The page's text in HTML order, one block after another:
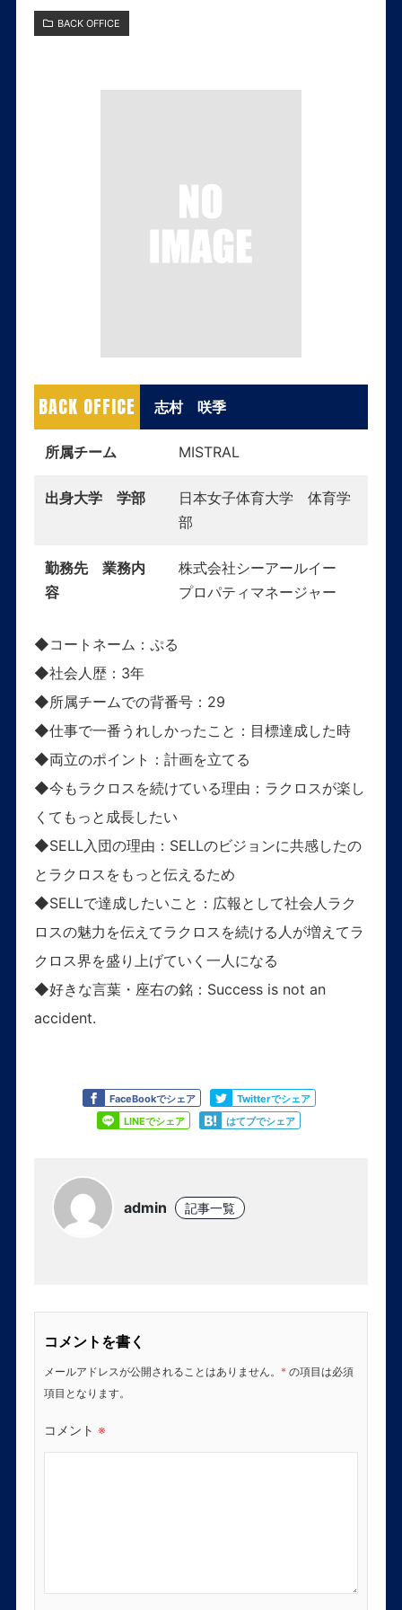
BACK OFFICE
BACK OFFICE 志村 咲季
所属チーム MISTRAL
出身大学 学部
日本女子体育大学 体育学
部
勤務先 業務内
容
株式会社シーアールイー
プロパティマネージャー
◆コートネーム：ぷる
◆社会人歴：3年
◆所属チームでの背番号：29
◆仕事で一番うれしかったこと：目標達成した時
◆両立のポイント：計画を立てる
◆今もラクロスを続けている理由：ラクロスが楽し
くてもっと成長したい
◆SELL入団の理由：SELLのビジョンに共感したの
とラクロスをもっと伝えるため
◆SELLで達成したいこと：広報として社会人ラク
ロスの魅力を伝えてラクロスを続ける人が増えてラ
クロス界を盛り上げていく一人になる
◆好きな言葉・座右の銘：Success is not an
accident.
FaceBookでシェア
Like Twitterでシェア
Tweet
LINEでシェア
Share はてブでシェア
Share
admin 記事一覧
コメントを書く
メールアドレスが公開されることはありません。 * の項目は必須
項目となります。
コメント ※